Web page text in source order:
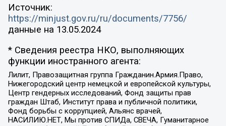
Источник:
https://minjust.gov.ru/ru/documents/7756/
данные на 13.05.2024
* Сведения реестра НКО, выполняющих
функции иностранного агента:
Лилит, Правозащитная группа Гражданин.Армия.Право,
Нижегородский центр немецкой и европейской культуры,
Центр гендерных исследований, Фонд защиты прав
граждан Штаб, Институт права и публичной политики,
Фонд борьбы с коррупцией, Альянс врачей,
НАСИЛИЮ.НЕТ, Мы против СПИДа, СВЕЧА, Гуманитарное